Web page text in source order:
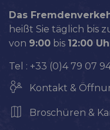
Das
heißt Sie täglich bis
von 9:00 bis 12:00
Tel : +33 (0)4 79 07
Kontakt &
Broschüren &